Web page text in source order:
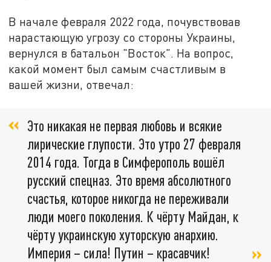
В начале февраля 2022 года, почувствовав
нарастающую угрозу со стороны Украины,
вернулся в батальон "Восток". На вопрос,
какой момент был самым счастливым в
вашей жизни, отвечал:
Это никакая не первая любовь и всякие
лирические глупости. Это утро 27 февраля
2014 года. Тогда в Симферополь вошёл
русский спецназ. Это время абсолютного
счастья, которое никогда не переживали
люди моего поколения. К чёрту Майдан, к
чёрту украинскую хуторскую анархию.
Империя – сила! Путин – красавчик!